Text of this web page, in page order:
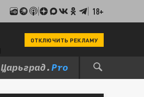
18+
ОТКЛЮЧИТЬ РЕКЛАМУ